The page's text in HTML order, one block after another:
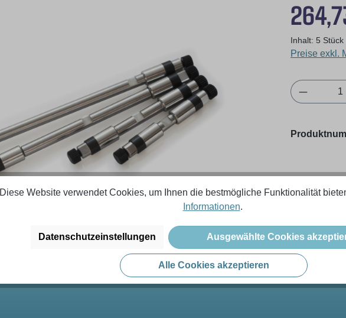
Inhalt: 5
Preise exkl.
Produkt
Diese Website verwendet Cookies, um Ihnen die bestmögliche Funktionalität
Informationen.
Datenschutzeinstellungen Ausgewählte Cookies
Alle Cookies akzeptieren